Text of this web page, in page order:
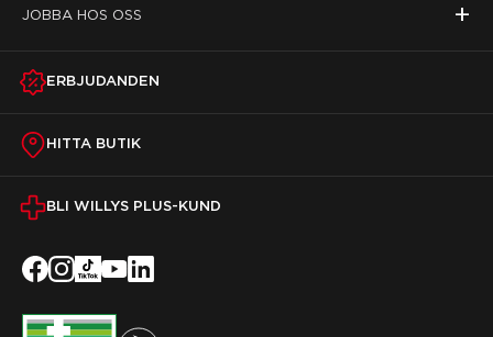
JOBBA HOS OSS +
ERBJUDANDEN
HITTA BUTIK
BLI WILLYS PLUS-KUND